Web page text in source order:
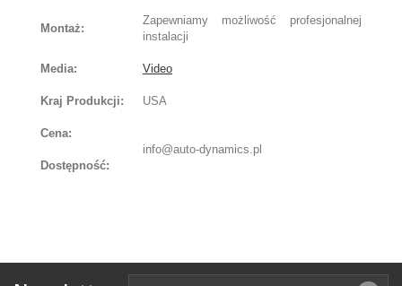
Montaż:
Zapewniamy możliwość profesjonalnej
instalacji
Media: Video
Kraj Produkcji: USA
Cena:
info@auto-dynamics.pl
Dostępność: